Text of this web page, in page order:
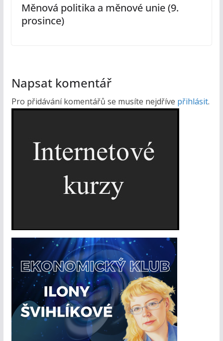
Měnová politika a měnové unie (9.
prosince)
Napsat komentář
Pro přidávání komentářů se musíte nejdříve přihlásit.